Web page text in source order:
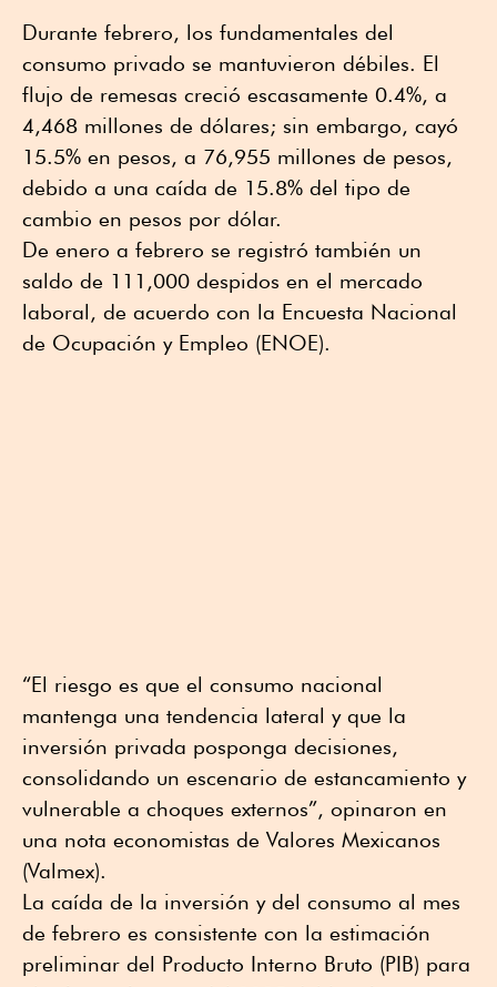
Durante febrero, los fundamentales del
consumo privado se mantuvieron débiles. El
flujo de remesas creció escasamente 0.4%, a
4,468 millones de dólares; sin embargo, cayó
15.5% en pesos, a 76,955 millones de pesos,
debido a una caída de 15.8% del tipo de
cambio en pesos por dólar.
De enero a febrero se registró también un
saldo de 111,000 despidos en el mercado
laboral, de acuerdo con la Encuesta Nacional
de Ocupación y Empleo (ENOE).
“El riesgo es que el consumo nacional
mantenga una tendencia lateral y que la
inversión privada posponga decisiones,
consolidando un escenario de estancamiento y
vulnerable a choques externos”, opinaron en
una nota economistas de Valores Mexicanos
(Valmex).
La caída de la inversión y del consumo al mes
de febrero es consistente con la estimación
preliminar del Producto Interno Bruto (PIB) para